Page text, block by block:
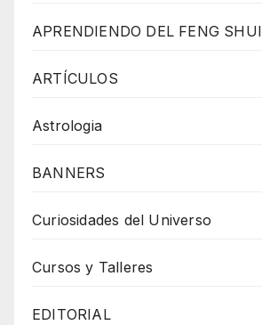
APRENDIENDO DEL FENG SHUI
ARTÍCULOS
Astrologia
BANNERS
Curiosidades del Universo
Cursos y Talleres
EDITORIAL